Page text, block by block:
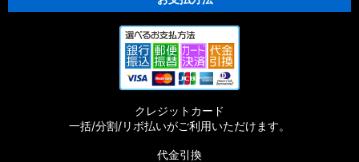
クレジットカード
一括/分割/リボ払いがご利用いただけます。
代金引換